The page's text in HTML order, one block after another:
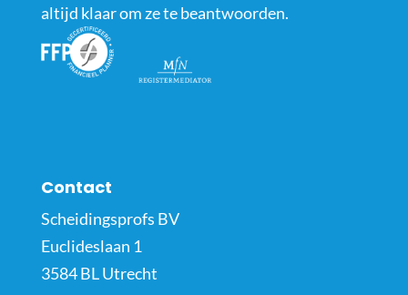
altijd klaar om ze te beantwoorden.
Contact
Scheidingsprofs BV
Euclideslaan 1
3584 BL Utrecht